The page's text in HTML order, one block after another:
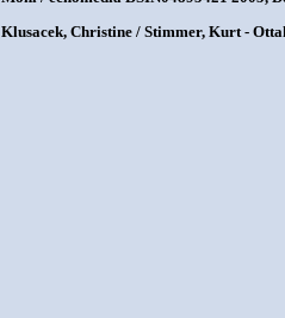
Klusacek, Christine / Stimmer, Kurt -